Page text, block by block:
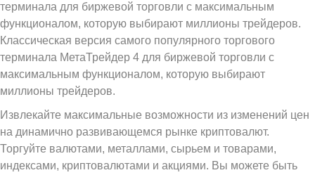
терминала для биржевой торговли с максимальным
функционалом, которую выбирают миллионы трейдеров.
Классическая версия самого популярного торгового
терминала МетаТрейдер 4 для биржевой торговли с
максимальным функционалом, которую выбирают
миллионы трейдеров.
Извлекайте максимальные возможности из изменений цен
на динамично развивающемся рынке криптовалют.
Торгуйте валютами, металлами, сырьем и товарами,
индексами, криптовалютами и акциями. Вы можете быть